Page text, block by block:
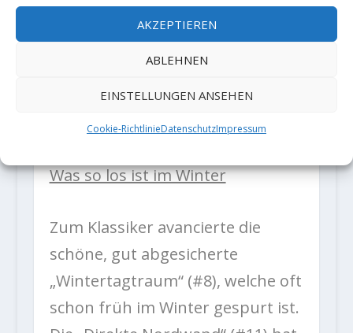
AKZEPTIEREN
ABLEHNEN
EINSTELLUNGEN ANSEHEN
Cookie-RichtlinieDatenschutzImpressum
schattig, schneeig, schnell
(westlich und über die Bänder
spektakulär-schluchtig durch
die NO-Schlucht
Was so los ist im Winter
Zum Klassiker avancierte die
schöne, gut abgesicherte
„Wintertagtraum“ (#8), welche oft
schon früh im Winter gespurt ist.